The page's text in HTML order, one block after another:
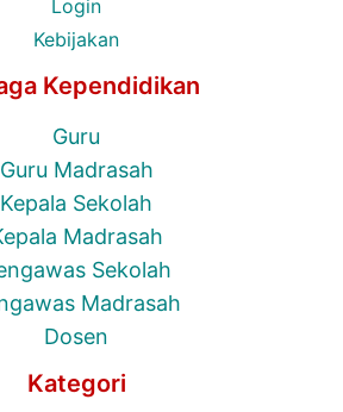
Login
Kebijakan
Kependidikan
Guru
Guru Madrasah
Kepala Sekolah
Madrasah
Sekolah
Madrasah
Dosen
Kategori